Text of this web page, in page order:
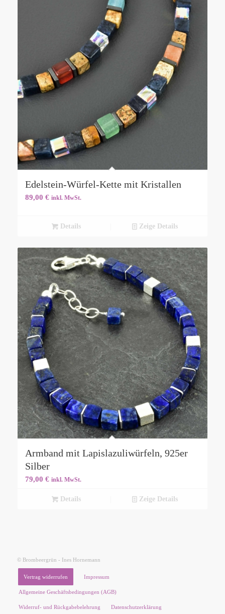
Edelstein-Würfel-Kette mit Kristallen
89,00 € inkl. MwSt.
Details Zeige Details
Armband mit Lapislazuliwürfeln, 925er
Silber
79,00 € inkl. MwSt.
Details Zeige Details
© Brombeergrün - Ines Hornemann
Vertrag widerrufen Impressum
Allgemeine Geschäftsbedingungen (AGB)
Widerruf- und Rückgabebelehrung Datenschutzerklärung